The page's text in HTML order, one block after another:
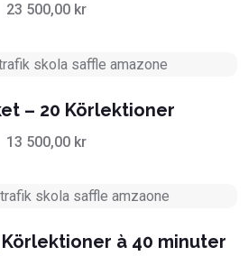
23 500,00 kr
– 20 Körlektioner
13 500,00 kr
à 40 minuter